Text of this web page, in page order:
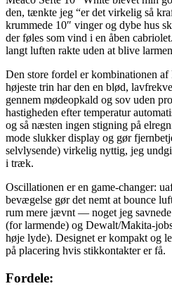
den, tænkte jeg “er det virkelig så
krummede 10″ vinger og dybe hus
der føles som vind i en åben
langt luften rakte uden at blive
Den store fordel er kombinationen
højeste trin har den en blød,
gennem mødeopkald og sov uden
hastigheden efter temperatur
og så næsten ingen stigning på
mode slukker display og gør
selvlysende) virkelig nyttig, jeg
i træk.
Oscillationen er en game-changer:
bevægelse gør det nemt at bounce
rum mere jævnt — noget jeg
(for larmende) og Dewalt/Makita-
høje lyde). Designet er kompakt og
på placering hvis stikkontakter er få.
Fordele: